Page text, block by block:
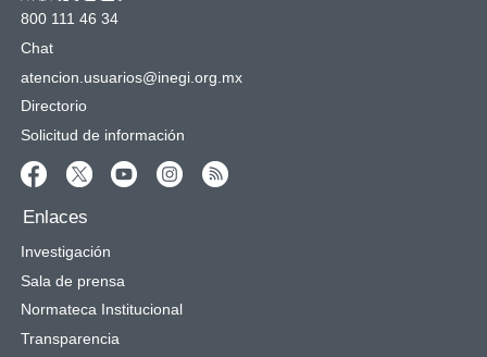
800 111 46 34
Chat
atencion.usuarios@inegi.org.mx
Directorio
Solicitud de información
Enlaces
Investigación
Sala de prensa
Normateca Institucional
Transparencia